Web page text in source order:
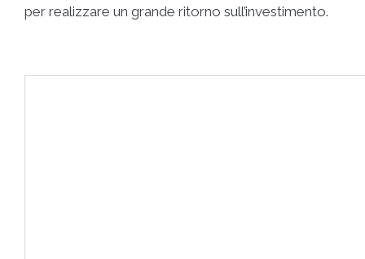
per realizzare un grande ritorno sull’investimento.